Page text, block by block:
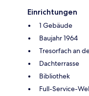
Einrichtungen
1 Gebäude
Baujahr 1964
Tresorfach an
Dachterrasse
Bibliothek
Full-Service-